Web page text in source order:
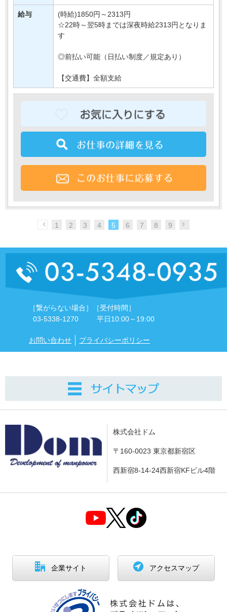
給与
(時給)1850円～2313円
☆22時～翌5時までは深夜時給2313円となりま
す
◎前払い可能（日払い制度／規定あり）
【交通費】全額支給
1 2 3 4 5 6 7 8 9
［繋がらない場合］
03-5338-1270
［受付時間］
平日10:00～19:00
お問い合わせ プライバシーポリシー
株式会社ドム
〒160-0023 東京都新宿区
西新宿8-14-24西新宿KFビル4階
企業サイト アクセスマップ